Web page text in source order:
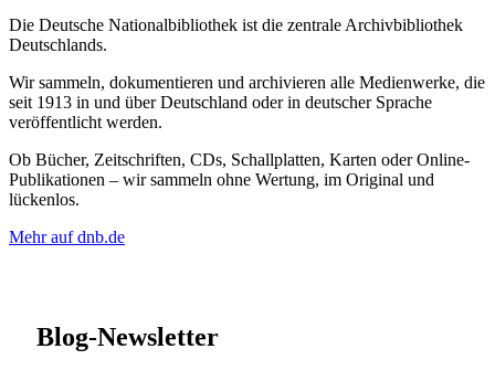
Die Deutsche Nationalbibliothek ist die zentrale Archivbibliothek
Deutschlands.
Wir sammeln, dokumentieren und archivieren alle Medienwerke, die
seit 1913 in und über Deutschland oder in deutscher Sprache
veröffentlicht werden.
Ob Bücher, Zeitschriften, CDs, Schallplatten, Karten oder Online-
Publikationen – wir sammeln ohne Wertung, im Original und
lückenlos.
Mehr auf dnb.de
Blog-Newsletter